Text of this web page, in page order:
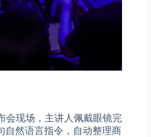
会现场，主讲人佩戴眼镜完
自然语言指令，自动整理商